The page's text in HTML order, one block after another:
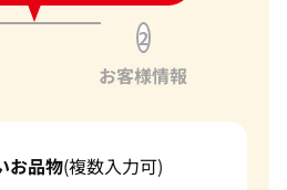
2
お客様情報
お品物(複数入力可)